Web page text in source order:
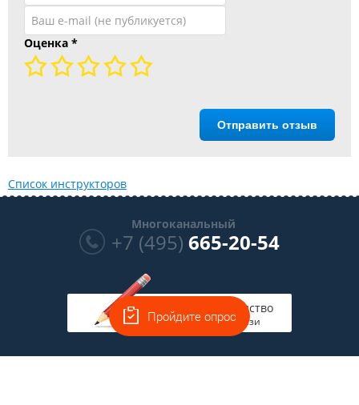
Оценка *
Отправить отзыв
Список инструкторов
Многоканальный
+7 (495) 665-20-54
Руководство
на связи
Пройдите опрос